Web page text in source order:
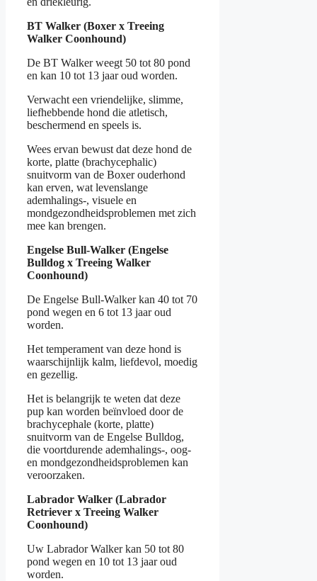
BT Walker (Boxer x Treeing
Walker Coonhound)
De BT Walker weegt 50 tot 80 pond
en kan 10 tot 13 jaar oud worden.
Verwacht een vriendelijke, slimme,
liefhebbende hond die atletisch,
beschermend en speels is.
Wees ervan bewust dat deze hond de
korte, platte (brachycephalic)
snuitvorm van de Boxer ouderhond
kan erven, wat levenslange
ademhalings-, visuele en
mondgezondheidsproblemen met zich
mee kan brengen.
Engelse Bull-Walker (Engelse
Bulldog x Treeing Walker
Coonhound)
De Engelse Bull-Walker kan 40 tot 70
pond wegen en 6 tot 13 jaar oud
worden.
Het temperament van deze hond is
waarschijnlijk kalm, liefdevol, moedig
en gezellig.
Het is belangrijk te weten dat deze
pup kan worden beïnvloed door de
brachycephale (korte, platte)
snuitvorm van de Engelse Bulldog,
die voortdurende ademhalings-, oog-
en mondgezondheidsproblemen kan
veroorzaken.
Labrador Walker (Labrador
Retriever x Treeing Walker
Coonhound)
Uw Labrador Walker kan 50 tot 80
pond wegen en 10 tot 13 jaar oud
worden.